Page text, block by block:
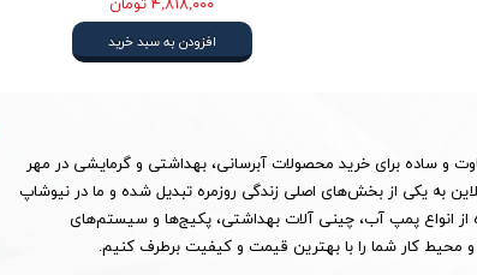
۴,۸۱۸,۰۰۰ تومان
افزودن به سبد خرید
و ساده برای خرید محصولات آبرسانی، بهداشتی و گرمایشی در مهر
آنلاین به یکی از بخش‌های اصلی زندگی روزمره تبدیل شده و ما در نیوشاپ
از انواع پمپ آب، چینی آلات بهداشتی، پکیج‌ها و سیستم‌های
محیط کار شما را با بهترین قیمت و کیفیت برطرف کنیم.